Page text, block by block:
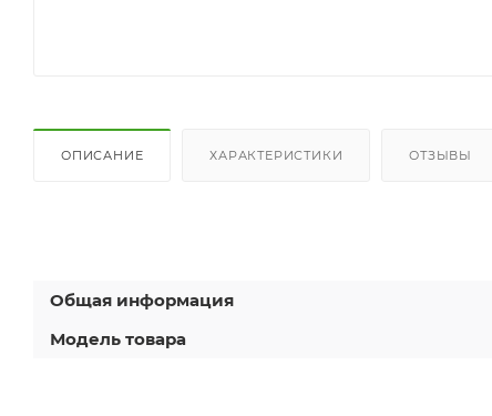
ОПИСАНИЕ ХАРАКТЕРИСТИКИ ОТЗЫВЫ
Общая информация
Модель товара